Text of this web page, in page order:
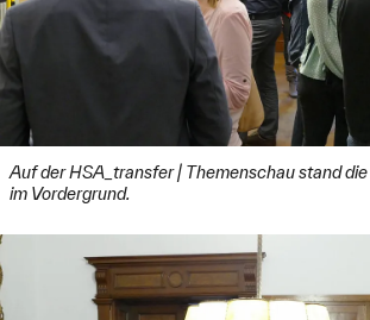
Auf der HSA_transfer | Themenschau stand
im Vordergrund.